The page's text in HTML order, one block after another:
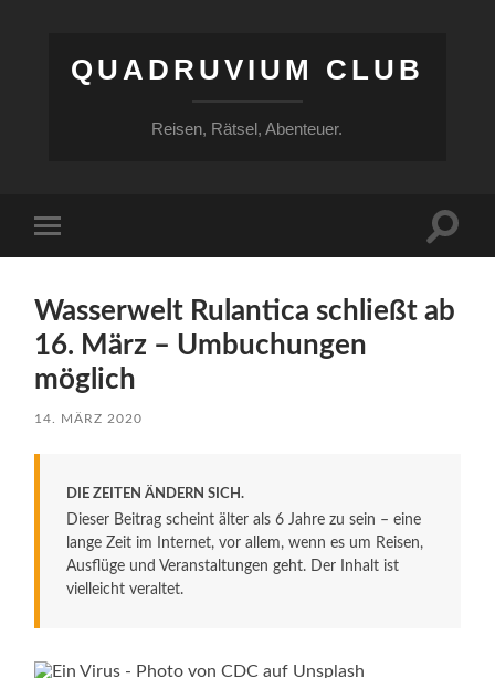
QUADRUVIUM CLUB
Reisen, Rätsel, Abenteuer.
Menü
Wasserwelt Rulantica schließt ab
16. März – Umbuchungen
möglich
14. MÄRZ 2020
DIE ZEITEN ÄNDERN SICH.
Dieser Beitrag scheint älter als 6 Jahre zu sein – eine
lange Zeit im Internet, vor allem, wenn es um Reisen,
Ausflüge und Veranstaltungen geht. Der Inhalt ist
vielleicht veraltet.